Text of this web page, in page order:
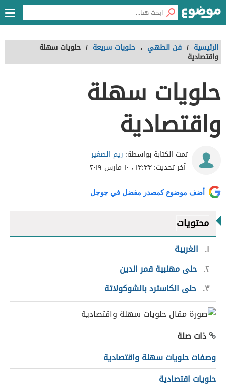
الرئيسية / فن الطهي ، حلويات سريعة / حلويات سهلة
واقتصادية
حلويات سهلة
واقتصادية
تمت الكتابة بواسطة: ريم الصغير
آخر تحديث:١٣:٣٣ ، ١٠ مارس ٢٠١٩
أضف موضوع كمصدر مفضل في جوجل
محتويات
١
الغريبة
٢ حلى مهلبية قمر الدين
٣ حلى الكاسترد بالشوكولاتة
ذات صلة
وصفات حلويات سهلة واقتصادية
حلويات اقتصادية